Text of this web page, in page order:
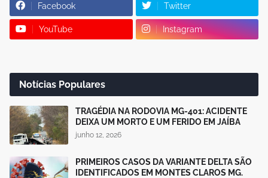
Facebook Twitter
YouTube Instagram
Notícias Populares
TRAGÉDIA NA RODOVIA MG-401: ACIDENTE
DEIXA UM MORTO E UM FERIDO EM JAÍBA
junho 12, 2026
PRIMEIROS CASOS DA VARIANTE DELTA SÃO
IDENTIFICADOS EM MONTES CLAROS MG.